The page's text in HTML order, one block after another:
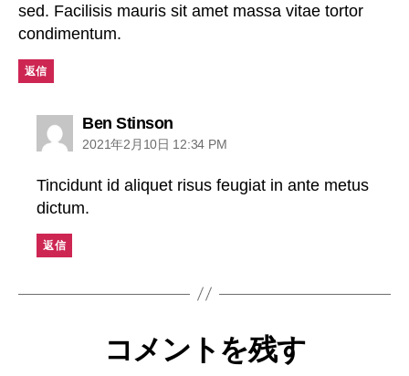
sed. Facilisis mauris sit amet massa vitae tortor
condimentum.
返信
Ben Stinson
2021年2月10日 12:34 PM
Tincidunt id aliquet risus feugiat in ante metus
dictum.
返信
コメントを残す